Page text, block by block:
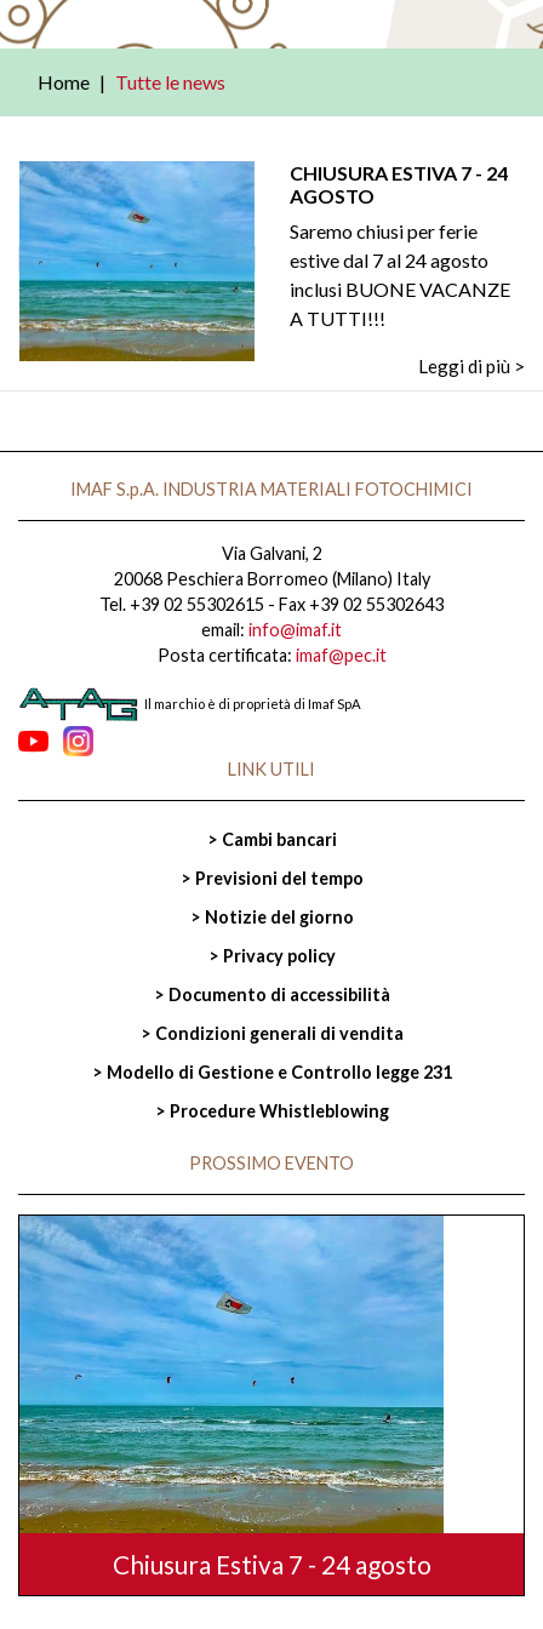
Home Tutte le news
CHIUSURA ESTIVA 7 - 24
AGOSTO
Saremo chiusi per ferie
estive dal 7 al 24 agosto
inclusi BUONE VACANZE
A TUTTI!!!
Leggi di più >
IMAF S.p.A. INDUSTRIA MATERIALI FOTOCHIMICI
Via Galvani, 2
20068 Peschiera Borromeo (Milano) Italy
Tel. +39 02 55302615 - Fax +39 02 55302643
email: info@imaf.it
Posta certificata: imaf@pec.it
Il marchio è di proprietà di Imaf SpA
LINK UTILI
> Cambi bancari
> Previsioni del tempo
> Notizie del giorno
> Privacy policy
> Documento di accessibilità
> Condizioni generali di vendita
> Modello di Gestione e Controllo legge 231
> Procedure Whistleblowing
PROSSIMO EVENTO
Chiusura Estiva 7 - 24 agosto